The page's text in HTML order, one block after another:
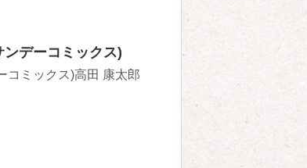
デーコミックス)
コミックス)高田 康太郎